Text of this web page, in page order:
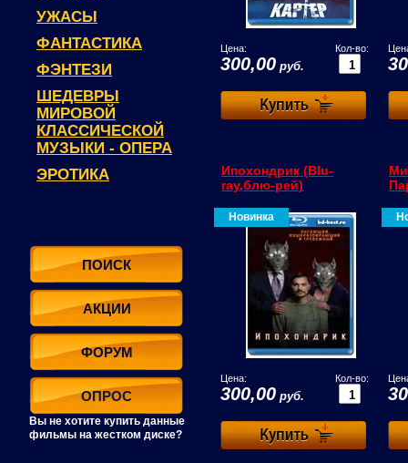
УЖАСЫ
ФАНТАСТИКА
ФЭНТЕЗИ
ШЕДЕВРЫ
МИРОВОЙ
КЛАССИЧЕСКОЙ
МУЗЫКИ - ОПЕРА
ЭРОТИКА
ПОИСК
АКЦИИ
ФОРУМ
ОПРОС
Вы не хотите купить данные
фильмы на жестком диске?
Цена:
300,00 руб.
Кол-во:
Ипохондрик (Blu-
ray,блю-рей)
Новинка
Цена:
300,00 руб.
Кол-во: